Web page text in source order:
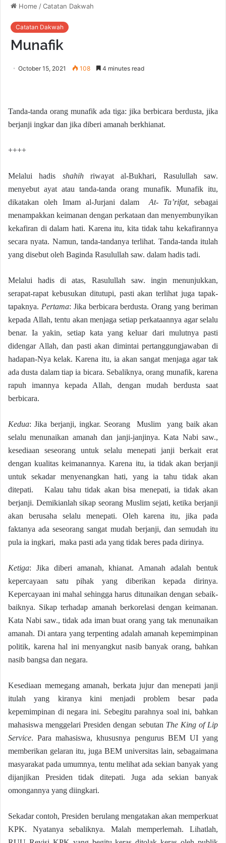
Home /Catatan Dakwah
Catatan Dakwah
Munafik
October 15, 2021 108 4 minutes read
Tanda-tanda orang munafik ada tiga: jika berbicara berdusta, jika
berjanji ingkar dan jika diberi amanah berkhianat.
++++
Melalui hadis shahihriwayat al-Bukhari, Rasulullah saw.
menyebut ayat atau tanda-tanda orang munafik. Munafik itu,
dikatakan oleh Imam al-Jurjani dalamAt- Ta’rifat, sebagai
menampakkan keimanan dengan perkataan dan menyembunyikan
kekafiran di dalam hati. Karena itu, kita tidak tahu kekafirannya
secara nyata. Namun, tanda-tandanya terlihat. Tanda-tanda itulah
yang disebut oleh Baginda Rasulullah saw. dalam hadis tadi.
Melalui hadis di atas, Rasulullah saw. ingin menunjukkan,
serapat-rapat kebusukan ditutupi, pasti akan terlihat juga tapak-
tapaknya. Pertama: Jika berbicara berdusta. Orang yang beriman
kepada Allah, tentu akan menjaga setiap perkataannya agar selalu
benar. Ia yakin, setiap kata yang keluar dari mulutnya pasti
didengar Allah, dan pasti akan dimintai pertanggungjawaban di
hadapan-Nya kelak. Karena itu, ia akan sangat menjaga agar tak
ada dusta dalam tiap ia bicara. Sebaliknya, orang munafik, karena
rapuh imannya kepada Allah, dengan mudah berdusta saat
berbicara.
Kedua: Jika berjanji, ingkar. Seorang Muslim yang baik akan
selalu menunaikan amanah dan janji-janjinya. Kata Nabi saw.,
kesediaan seseorang untuk selalu menepati janji berkait erat
dengan kualitas keimanannya. Karena itu, ia tidak akan berjanji
untuk sekadar menyenangkan hati, yang ia tahu tidak akan
ditepati. Kalau tahu tidak akan bisa menepati, ia tidak akan
berjanji. Demikianlah sikap seorang Muslim sejati, ketika berjanji
akan berusaha selalu menepati. Oleh karena itu, jika pada
faktanya ada seseorang sangat mudah berjanji, dan semudah itu
pula ia ingkari, maka pasti ada yang tidak beres pada dirinya.
Ketiga: Jika diberi amanah, khianat. Amanah adalah bentuk
kepercayaan satu pihak yang diberikan kepada dirinya.
Kepercayaan ini mahal sehingga harus ditunaikan dengan sebaik-
baiknya. Sikap terhadap amanah berkorelasi dengan keimanan.
Kata Nabi saw., tidak ada iman buat orang yang tak menunaikan
amanah. Di antara yang terpenting adalah amanah kepemimpinan
politik, karena hal ini menyangkut nasib banyak orang, bahkan
nasib bangsa dan negara.
Kesediaan memegang amanah, berkata jujur dan menepati janji
itulah yang kiranya kini menjadi problem besar pada
kepemimpinan di negara ini. Sebegitu parahnya soal ini, bahkan
mahasiswa menggelari Presiden dengan sebutan The King of Lip
Service. Para mahasiswa, khususnya pengurus BEM UI yang
memberikan gelaran itu, juga BEM universitas lain, sebagaimana
masyarakat pada umumnya, tentu melihat ada sekian banyak yang
dijanjikan Presiden tidak ditepati. Juga ada sekian banyak
omongannya yang diingkari.
Sekadar contoh, Presiden berulang mengatakan akan memperkuat
KPK. Nyatanya sebaliknya. Malah memperlemah. Lihatlah,